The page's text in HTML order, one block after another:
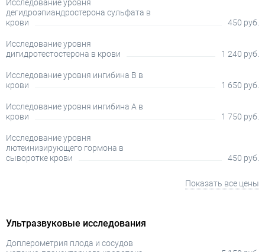
Исследование уровня
дегидроэпиандростерона сульфата в
крови
450 руб.
Исследование уровня
дигидротестостерона в крови
1 240 руб.
Исследование уровня ингибина B в
крови
1 650 руб.
Исследование уровня ингибина А в
крови
1 750 руб.
Исследование уровня
лютеинизирующего гормона в
сыворотке крови
450 руб.
Показать все цены
Ультразвуковые исследования
Доплерометрия плода и сосудов